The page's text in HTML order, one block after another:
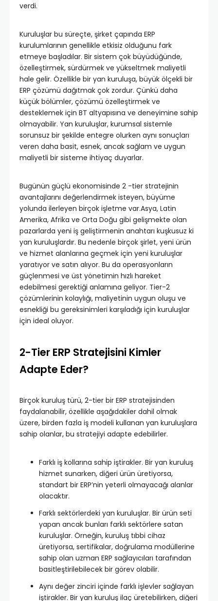
verdi.
Kuruluşlar bu süreçte, şirket çapında ERP
kurulumlarının genellikle etkisiz olduğunu fark
etmeye başladılar. Bir sistem çok büyüdüğünde,
özelleştirmek, sürdürmek ve yükseltmek maliyetli
hale gelir. Özellikle bir yan kuruluşa, büyük ölçekli bir
ERP çözümü dağıtmak çok zordur. Çünkü daha
küçük bölümler, çözümü özelleştirmek ve
desteklemek için BT altyapısına ve deneyimine sahip
olmayabilir. Yan kuruluşlar, kurumsal sistemle
sorunsuz bir şekilde entegre olurken aynı sonuçları
veren daha basit, esnek, ancak sağlam ve uygun
maliyetli bir sisteme ihtiyaç duyarlar.
Bugünün güçlü ekonomisinde 2 -tier stratejinin
avantajlarını değerlendirmek isteyen, büyüme
yolunda ilerleyen birçok işletme var.Asya, Latin
Amerika, Afrika ve Orta Doğu gibi gelişmekte olan
pazarlarda yeni iş geliştirmenin anahtarı kuşkusuz ki
yan kuruluşlardır. Bu nedenle birçok şirlet, yeni ürün
ve hizmet alanlarına geçmek için yeni kuruluşlar
yaratıyor ve satın alıyor. Bu da operasyonların
güçlenmesi ve üst yönetimin hızlı hareket
edebilmesi gerektiği anlamına geliyor. Tier-2
çözümlerinin kolaylığı, maliyetinin uygun oluşu ve
esnekliği bu gereksinimleri karşıladığı için kuruluşlar
için ideal oluyor.
2-Tier ERP Stratejisini Kimler
Adapte Eder?
Birçok kuruluş türü, 2-tier bir ERP stratejisinden
faydalanabilir, özellikle aşağıdakiler dahil olmak
üzere, birden fazla iş modeli kullanan yan kuruluşlara
sahip olanlar, bu stratejiyi adapte edebilirler.
Farklı iş kollarına sahip iştirakler. Bir yan kuruluş
hizmet sunarken, diğeri ürün üretiyorsa,
standart bir ERP’nin yeterli olmayacağı alanlar
olacaktır.
Farklı sektörlerdeki yan kuruluşlar. Bir ürün seti
yapan ancak bunları farklı sektörlere satan
kuruluşlar. Örneğin, kuruluş tıbbi cihaz
üretiyorsa, sertifikalar, doğrulama modüllerine
sahip olan uzman ERP sağlayıcıları tarafından
basitleştirilebilecek bir görev olabilir.
Aynı değer zinciri içinde farklı işlevler sağlayan
iştirakler. Bir yan kuruluş ilaç üretebilirken, diğeri